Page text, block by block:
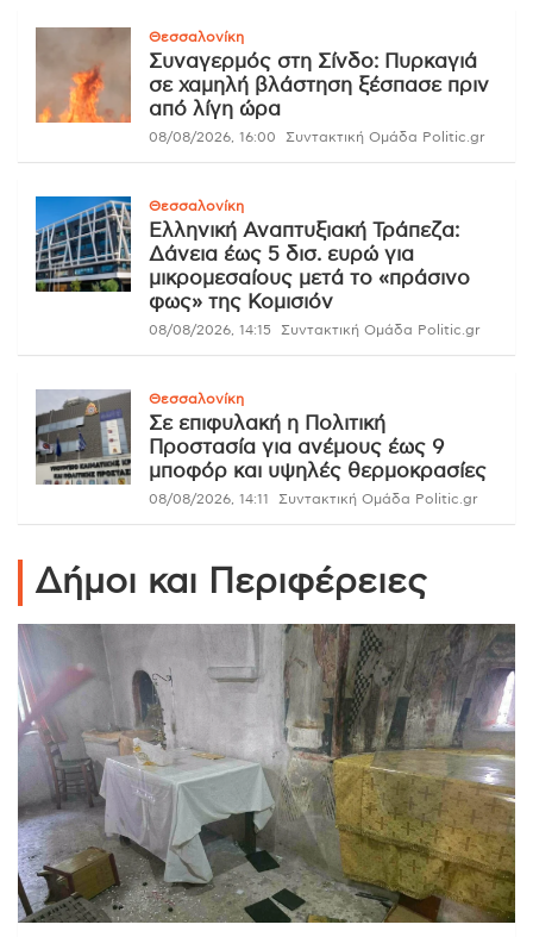
Θεσσαλονίκη
Συναγερμός στη Σίνδο: Πυρκαγιά
σε χαμηλή βλάστηση ξέσπασε πριν
από λίγη ώρα
08/08/2026, 16:00 Συντακτική Ομάδα Politic.gr
Θεσσαλονίκη
Ελληνική Αναπτυξιακή Τράπεζα:
Δάνεια έως 5 δισ. ευρώ για
μικρομεσαίους μετά το «πράσινο
φως» της Κομισιόν
08/08/2026, 14:15 Συντακτική Ομάδα Politic.gr
Θεσσαλονίκη
Σε επιφυλακή η Πολιτική
Προστασία για ανέμους έως 9
μποφόρ και υψηλές θερμοκρασίες
08/08/2026, 14:11 Συντακτική Ομάδα Politic.gr
Δήμοι και Περιφέρειες